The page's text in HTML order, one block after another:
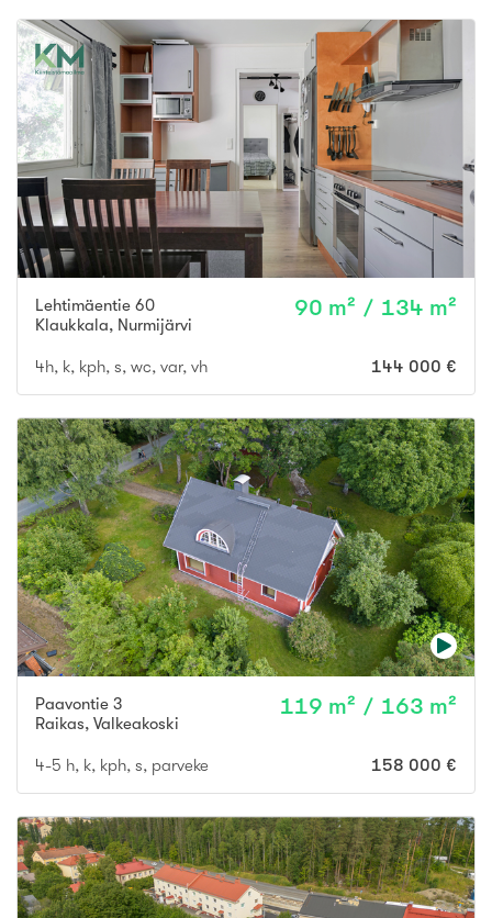
Lehtimäentie 60
Klaukkala, Nurmijärvi
90 m² / 134 m²
4h, k, kph, s, wc, var, vh 144 000 €
Paavontie 3
Raikas, Valkeakoski
119 m² / 163 m²
4-5 h, k, kph, s, parveke 158 000 €